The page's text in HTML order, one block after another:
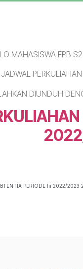
MAHASISWA FPB
JADWAL
DIUNDUH
PERIODE Iii 2022/2023